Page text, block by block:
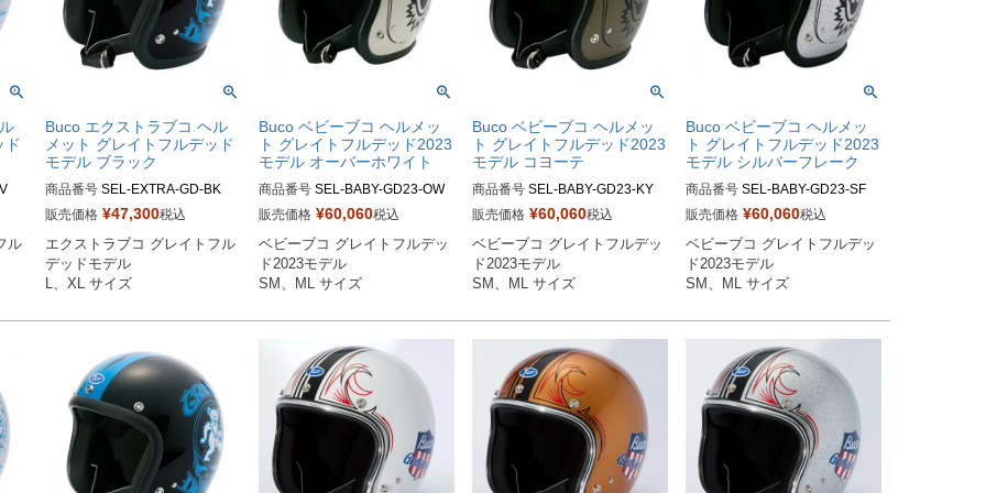
ド
ル
Buco エクストラブコ ヘル
メット グレイトフルデッド
モデル ブラック
商品番号 SEL-EXTRA-GD-BK
FD025
XLサイズ商品コード：0107EBC
GFD026
販売価格 ¥47,300税込
エクストラブコ グレイトフル
デッドモデル
L、XL サイズ
Buco ベビーブコ ヘルメッ
ト グレイトフルデッド2023
モデル オーバーホワイト
商品番号 SEL-BABY-GD23-OW
CGFD3013
MLサイズ商品コード：0107BBC
GFD3014
販売価格 ¥60,060税込
ベビーブコ グレイトフルデッ
ド2023モデル
SM、ML サイズ
Buco ベビーブコ ヘルメッ
ト グレイトフルデッド2023
モデル コヨーテ
商品番号 SEL-BABY-GD23-KY
CGFD3CY3
MLサイズ商品コード：0107BBC
GFD3CY4
販売価格 ¥60,060税込
ベビーブコ グレイトフルデッ
ド2023モデル
SM、ML サイズ
Buco ベビーブコ ヘルメッ
ト グレイトフルデッド2023
モデル シルバーフレーク
商品番号 SEL-BABY-GD23-SF
CGFD3083
MLサイズ商品コード：0107BBC
GFD3084
販売価格 ¥60,060税込
ベビーブコ グレイトフルデッ
ド2023モデル
SM、ML サイズ